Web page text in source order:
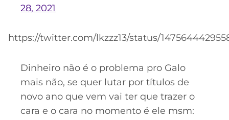
28, 2021
https://twitter.com/lkzzz13/status/
Dinheiro não é o problema pro Galo
mais não, se quer lutar por títulos de
novo ano que vem vai ter que trazer o
cara e o cara no momento é ele msm: